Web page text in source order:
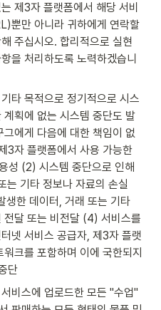
제3자 플랫폼에서 해당 서비
뿐만 아니라 귀하에게 연락할
주십시오. 합리적으로 실현
을 처리하도록 노력하겠습니
타 목적으로 정기적으로 시스
획에 없는 시스템 중단도 발
에게 다음에 대한 책임이 없
3자 플랫폼에서 사용 가능한
성 (2) 시스템 중단으로 인해
는 기타 정보나 자료의 손실
생한 데이터, 거래 또는 기타
전달 또는 비전달 (4) 서비스를
넷 서비스 공급자, 제3자 플랫
크를 포함하며 이에 국한되지
단
비스에 업로드한 모든 "수업"